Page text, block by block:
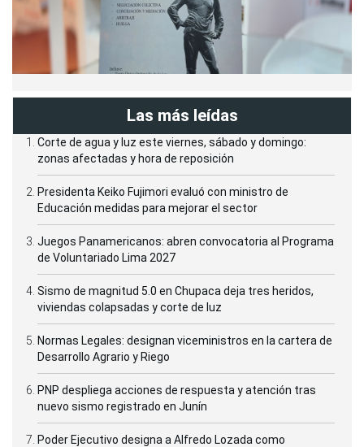
Las más leídas
Corte de agua y luz este viernes, sábado y domingo:
zonas afectadas y hora de reposición
Presidenta Keiko Fujimori evaluó con ministro de
Educación medidas para mejorar el sector
Juegos Panamericanos: abren convocatoria al Programa
de Voluntariado Lima 2027
Sismo de magnitud 5.0 en Chupaca deja tres heridos,
viviendas colapsadas y corte de luz
Normas Legales: designan viceministros en la cartera de
Desarrollo Agrario y Riego
PNP despliega acciones de respuesta y atención tras
nuevo sismo registrado en Junín
Poder Ejecutivo designa a Alfredo Lozada como